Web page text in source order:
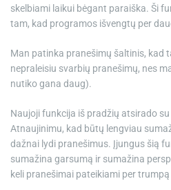
skelbiami laikui bėgant paraiška. Ši
tam, kad programos išvengtų per
Man patinka pranešimų šaltinis, kad
nepraleisiu svarbių pranešimų, nes
nutiko gana daug).
Naujoji funkcija iš pradžių atsirado
Atnaujinimu, kad būtų lengviau
dažnai lydi pranešimus. Įjungus šią
sumažina garsumą ir sumažina
keli pranešimai pateikiami per